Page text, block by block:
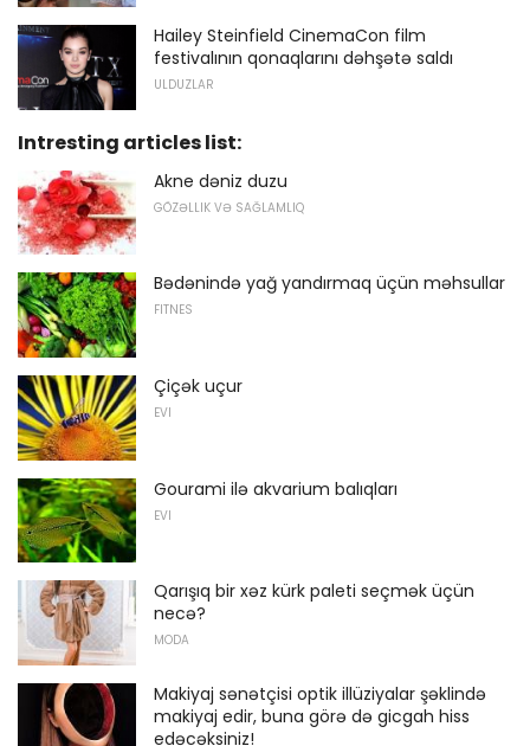
Hailey Steinfield CinemaCon film
festivalının qonaqlarını dəhşətə saldı
ULDUZLAR
Intresting articles list:
Akne dəniz duzu
GÖZƏLLIK VƏ SAĞLAMLIQ
Bədənində yağ yandırmaq üçün məhsullar
FITNES
Çiçək uçur
EVI
Gourami ilə akvarium balıqları
EVI
Qarışıq bir xəz kürk paleti seçmək üçün
necə?
MODA
Makiyaj sənətçisi optik illüziyalar şəklində
makiyaj edir, buna görə də gicgah hiss
edəcəksiniz!